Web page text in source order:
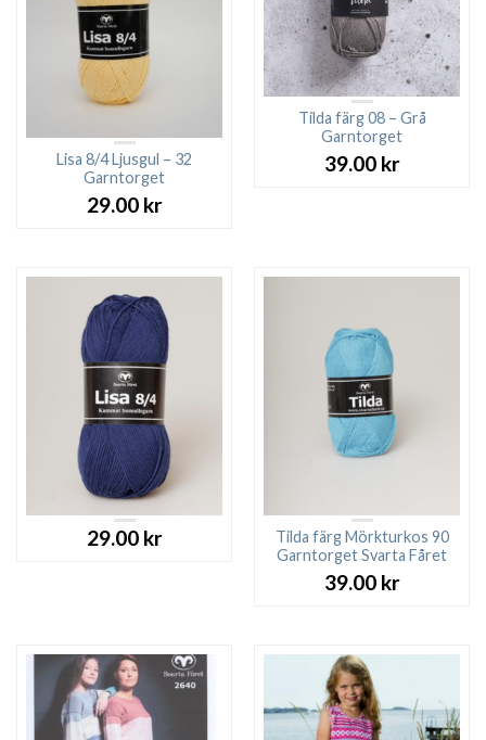
Lisa 8/4 Ljusgul – 32
Garntorget
29.00 kr
Tilda färg 08 – Grå
Garntorget
39.00 kr
29.00 kr
Tilda färg Mörkturkos 90
Garntorget Svarta Fåret
39.00 kr